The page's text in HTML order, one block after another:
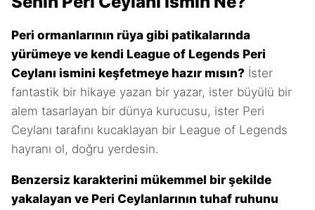
Peri ormanlarının rüya gibi patikalarında
yürümeye ve kendi League of Legends Peri
Ceylanı ismini keşfetmeye hazır mısın? İster
fantastik bir hikaye yazan bir yazar, ister büyülü bir
alem tasarlayan bir dünya kurucusu, ister Peri
Ceylanı tarafını kucaklayan bir League of Legends
hayranı ol, doğru yerdesin.
Benzersiz karakterini mükemmel bir şekilde
yakalayan ve Peri Ceylanlarının tuhaf ruhunu